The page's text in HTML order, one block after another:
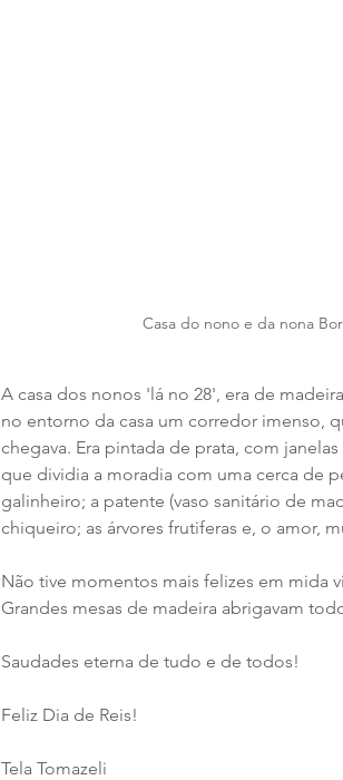
Casa do nono e da nona
A casa dos nonos 'lá no 28', era de
no entorno da casa um corredor imenso,
chegava. Era pintada de prata, com
que dividia a moradia com uma cerca de
galinheiro; a patente (vaso sanitário de
chiqueiro; as árvores frutiferas e, o amor,
Não tive momentos mais felizes em mida
Grandes mesas de madeira abrigavam
Saudades eterna de tudo e de todos!
Feliz Dia de Reis!
Tela Tomazeli